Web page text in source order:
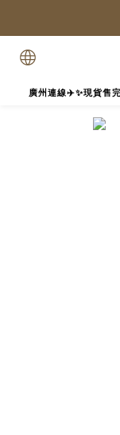
廣州連線✈️✨現貨售